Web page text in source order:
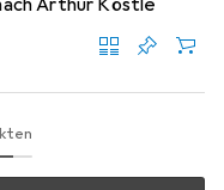
Arthur Köstle